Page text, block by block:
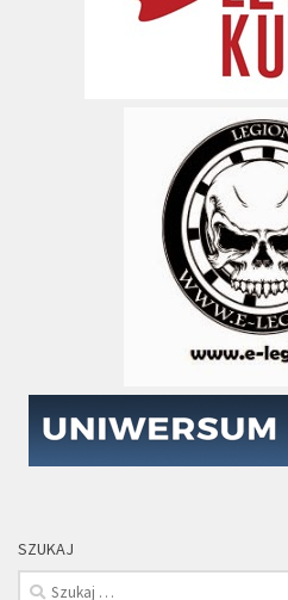
SZUKAJ
Szukaj: